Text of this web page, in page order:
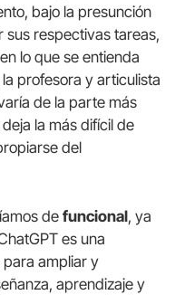
bajo la presunción
sus respectivas tareas,
lo que se entienda
profesora y articulista
de la parte más
la más difícil de
del
de funcional, ya
es una
ampliar y
aprendizaje y